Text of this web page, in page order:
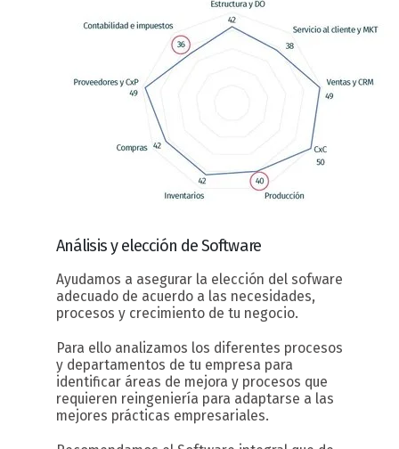
Análisis y elección de Software
Ayudamos a asegurar la elección del sofware
adecuado de acuerdo a las necesidades,
procesos y crecimiento de tu negocio.
Para ello analizamos los diferentes procesos
y departamentos de tu empresa para
identificar áreas de mejora y procesos que
requieren reingeniería para adaptarse a las
mejores prácticas empresariales.